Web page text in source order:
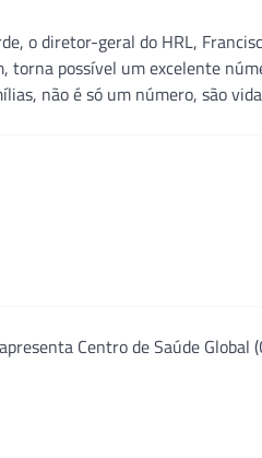
o diretor-geral do HRL,
torna possível um excelente
não é só um número, são
Centro de Saúde Global